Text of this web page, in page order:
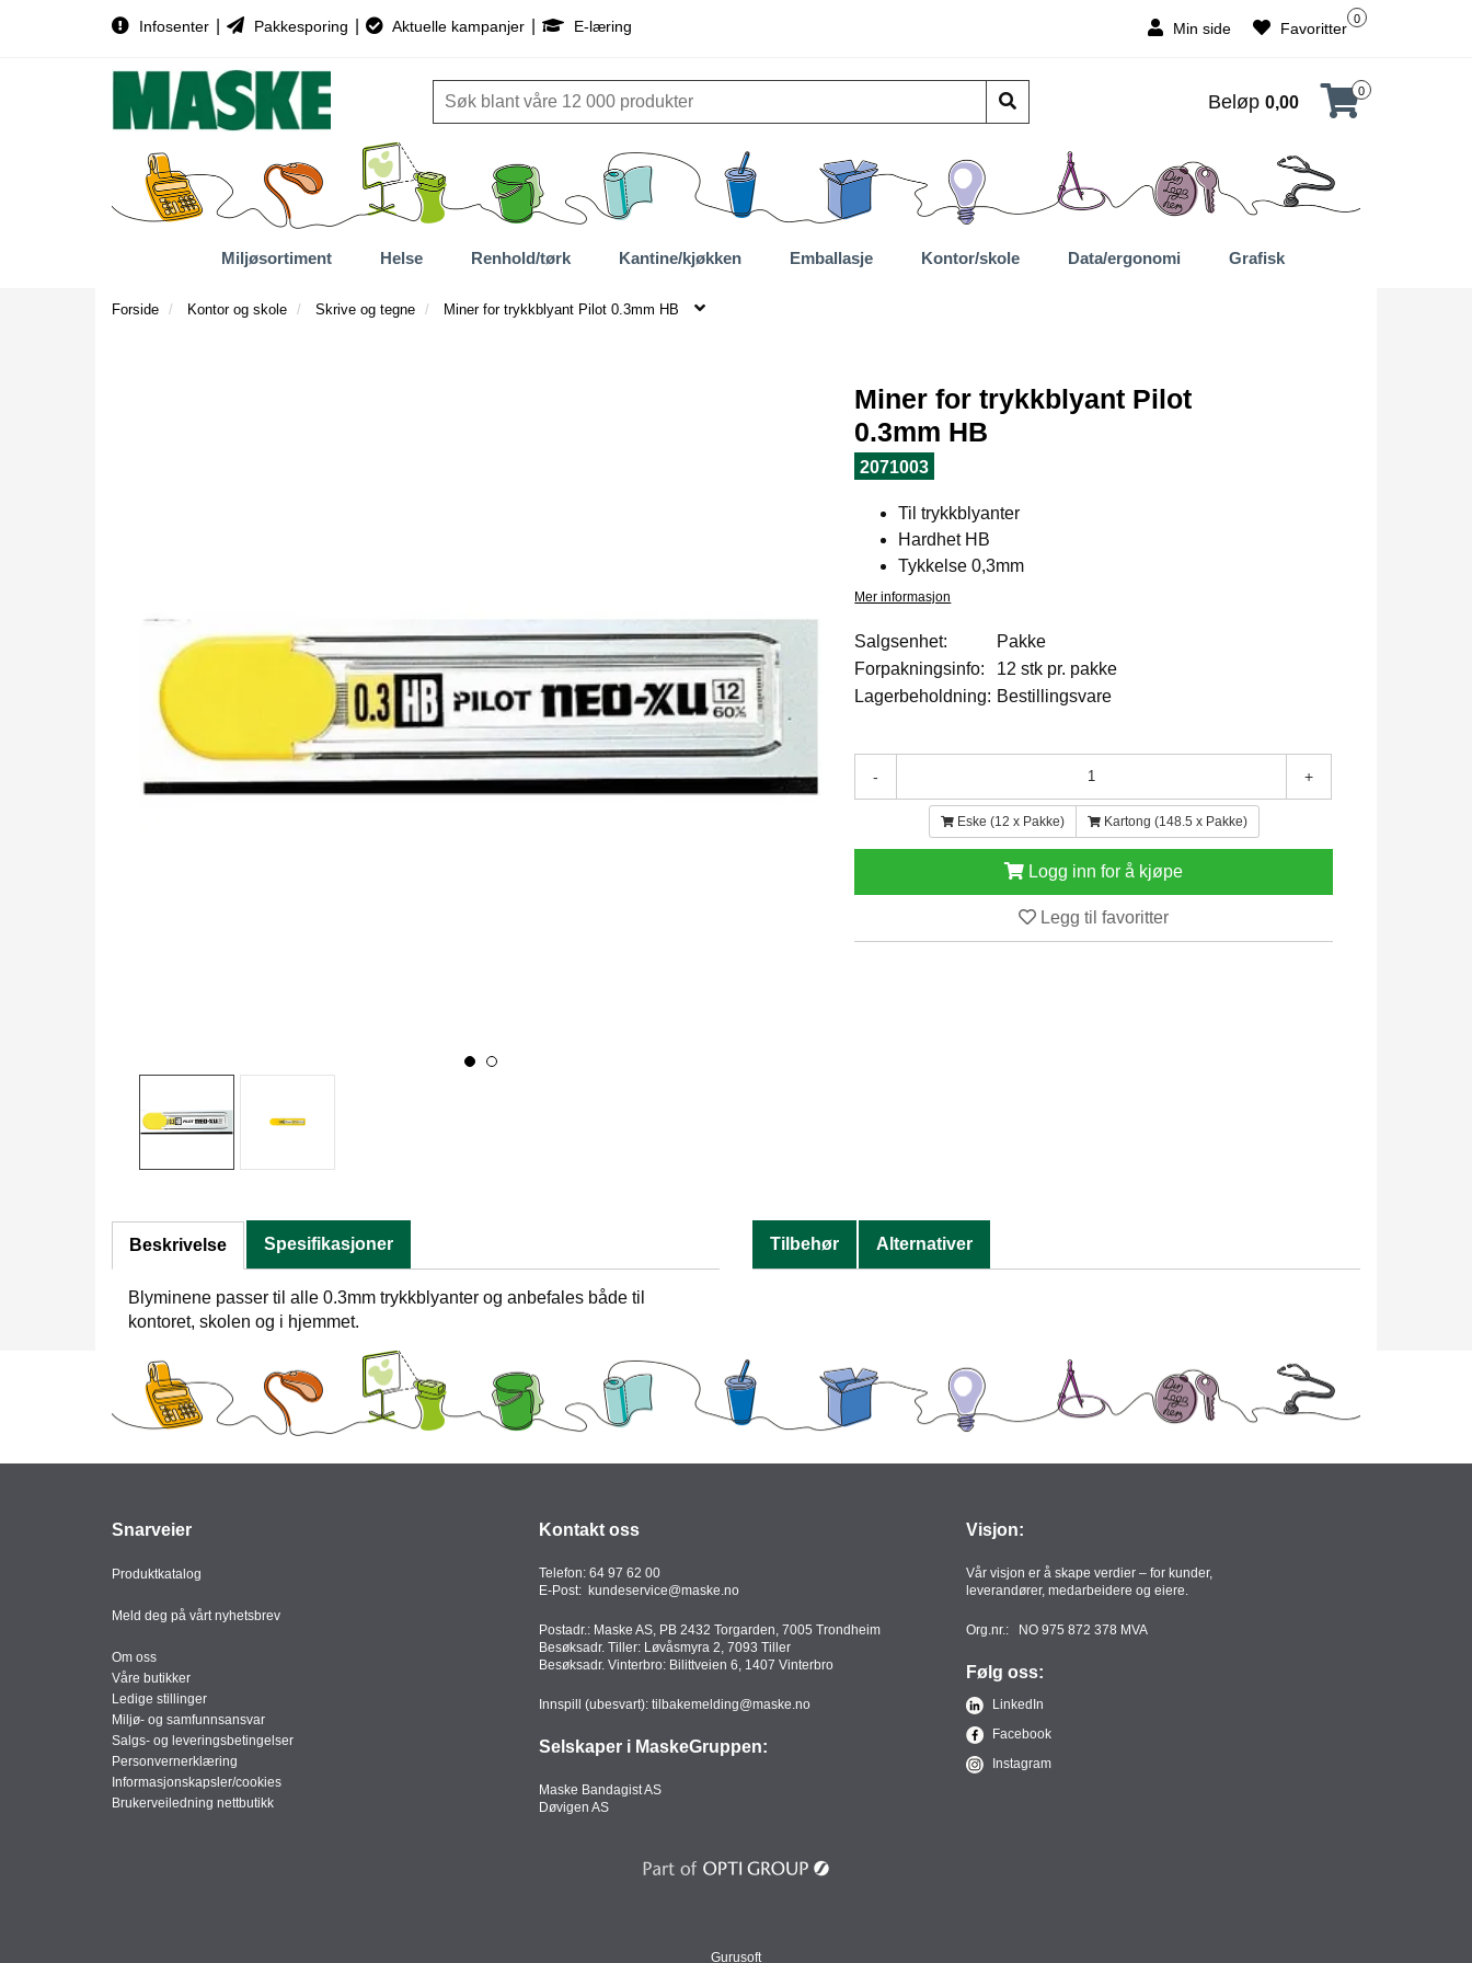
Infosenter Pakkesporing Aktuelle kampanjer E-læring Min side
0
Favoritter
Beløp 0,00
0
Miljøsortiment Helse Renhold/tørk Kantine/kjøkken Emballasje Kontor/skole Data/ergonomi Grafisk
Forside Kontor og skole Skrive og tegne Miner for trykkblyant Pilot 0.3mm HB
Miner for trykkblyant Pilot
0.3mm HB
2071003
Til trykkblyanter
Hardhet HB
Tykkelse 0,3mm
Mer informasjon
Salgsenhet:
Pakke
Forpakningsinfo:
12 stk pr. pakke
Lagerbeholdning: Bestillingsvare
- +
Eske (12 x Pakke) Kartong (148.5 x Pakke)
Logg inn for å kjøpe
Legg til favoritter
Beskrivelse Spesifikasjoner
Blyminene passer til alle 0.3mm trykkblyanter og anbefales både til
kontoret, skolen og i hjemmet.
Tilbehør Alternativer
Snarveier
Produktkatalog
Meld deg på vårt nyhetsbrev
Om oss
Våre butikker
Ledige stillinger
Miljø- og samfunnsansvar
Salgs- og leveringsbetingelser
Personvernerklæring
Informasjonskapsler/cookies
Brukerveiledning nettbutikk
Kontakt oss
Telefon: 64 97 62 00
E-Post: kundeservice@maske.no
Postadr.: Maske AS, PB 2432 Torgarden, 7005 Trondheim
Besøksadr. Tiller: Løvåsmyra 2, 7093 Tiller
Besøksadr. Vinterbro: Bilittveien 6, 1407 Vinterbro
Innspill (ubesvart): tilbakemelding@maske.no
Selskaper i MaskeGruppen:
Maske Bandagist AS
Døvigen AS
Visjon:
Vår visjon er å skape verdier – for kunder,
leverandører, medarbeidere og eiere.
Org.nr.: NO 975 872 378 MVA
Følg oss:
LinkedIn
Facebook
Instagram
Gurusoft